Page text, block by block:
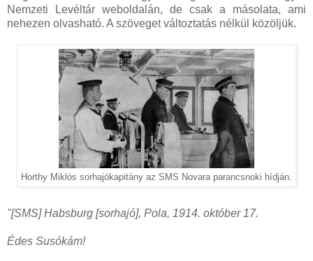
Nemzeti Levéltár weboldalán, de csak a másolata, ami
nehezen olvasható. A szöveget változtatás nélkül közöljük.
Horthy Miklós sorhajókapitány az SMS Novara parancsnoki hídján.
"[SMS] Habsburg [sorhajó], Pola, 1914. október 17.
Édes Susókám!